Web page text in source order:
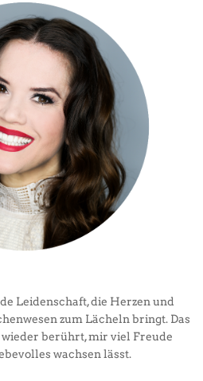
Leidenschaft, die Herzen und
zum Lächeln bringt. Das
wieder berührt, mir viel Freude
wachsen lässt.